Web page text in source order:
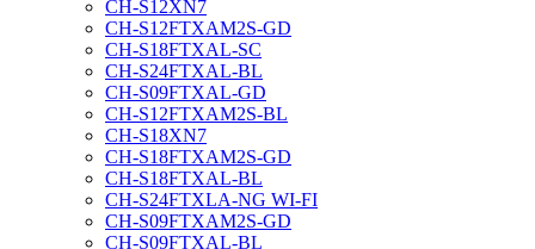
CH-S12XN7
CH-S12FTXAM2S-GD
CH-S18FTXAL-SC
CH-S24FTXAL-BL
CH-S09FTXAL-GD
CH-S12FTXAM2S-BL
CH-S18XN7
CH-S18FTXAM2S-GD
CH-S18FTXAL-BL
CH-S24FTXLA-NG WI-FI
CH-S09FTXAM2S-GD
CH-S09FTXAL-BL